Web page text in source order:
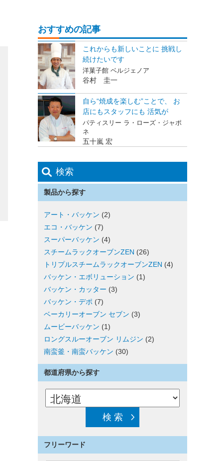
おすすめの記事
これからも新しいことに 挑戦し
続けたいです
洋菓子館 ベルジェノア
谷村 圭一
自ら“焼成を楽しむ”ことで、 お
店にもスタッフにも 活気が
パティスリー ラ・ローズ・ジャポ
ネ
五十嵐 宏
検索
製品から探す
アート・バッケン (2)
エコ・バッケン (7)
スーパーバッケン (4)
スチームラックオーブンZEN (26)
トリプルスチームラックオーブンZEN (4)
バッケン・エボリューション (1)
バッケン・カッター (3)
バッケン・デポ (7)
ベーカリーオーブン セブン (3)
ムービーバッケン (1)
ロングスルーオーブン リムジン (2)
南蛮釜・南蛮バッケン (30)
都道府県から探す
フリーワード